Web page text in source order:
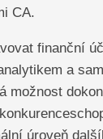
CA.
finanční
a
možnost
úroveň